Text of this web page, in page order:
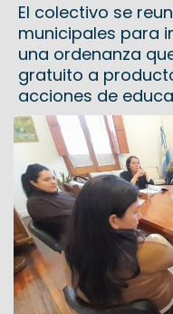
El colectivo se
municipales para
una ordenanza
gratuito a
acciones de